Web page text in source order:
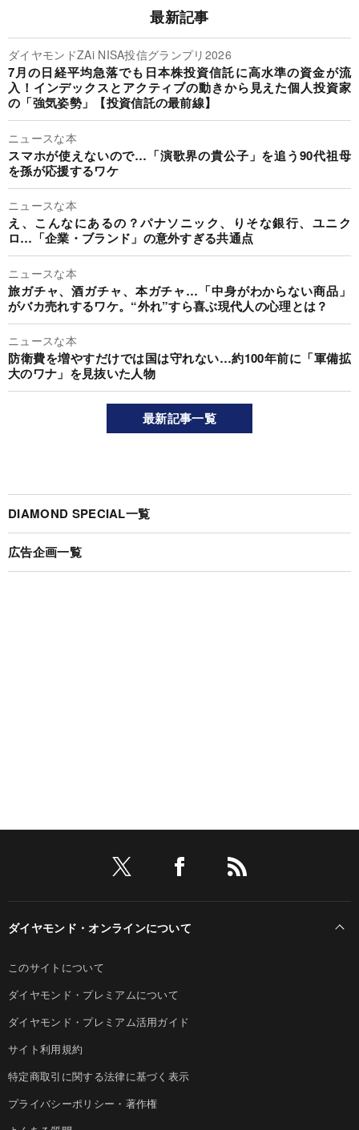
最新記事
ダイヤモンドZAi NISA投信グランプリ2026
7月の日経平均急落でも日本株投資信託に高水準の資金が流
入！インデックスとアクティブの動きから見えた個人投資家
の「強気姿勢」【投資信託の最前線】
ニュースな本
スマホが使えないので…「演歌界の貴公子」を追う90代祖母
を孫が応援するワケ
ニュースな本
え、こんなにあるの？パナソニック、りそな銀行、ユニク
ロ…「企業・ブランド」の意外すぎる共通点
ニュースな本
旅ガチャ、酒ガチャ、本ガチャ…「中身がわからない商品」
がバカ売れするワケ。“外れ”すら喜ぶ現代人の心理とは？
ニュースな本
防衛費を増やすだけでは国は守れない…約100年前に「軍備拡
大のワナ」を見抜いた人物
最新記事一覧
DIAMOND SPECIAL一覧
広告企画一覧
ダイヤモンド・オンラインについて
このサイトについて
ダイヤモンド・プレミアムについて
ダイヤモンド・プレミアム活用ガイド
サイト利用規約
特定商取引に関する法律に基づく表示
プライバシーポリシー・著作権